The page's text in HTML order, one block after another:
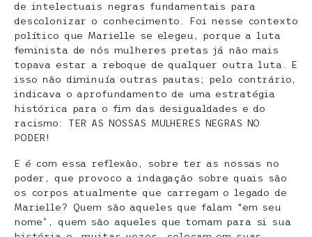
de intelectuais negras fundamentais para
descolonizar o conhecimento. Foi nesse contexto
político que Marielle se elegeu, porque a luta
feminista de nós mulheres pretas já não mais
topava estar a reboque de qualquer outra luta. E
isso não diminuía outras pautas; pelo contrário,
indicava o aprofundamento de uma estratégia
histórica para o fim das desigualdades e do
racismo: TER AS NOSSAS MULHERES NEGRAS NO
PODER!
E é com essa reflexão, sobre ter as nossas no
poder, que provoco a indagação sobre quais são
os corpos atualmente que carregam o legado de
Marielle? Quem são aqueles que falam “em seu
nome”, quem são aqueles que tomam para si sua